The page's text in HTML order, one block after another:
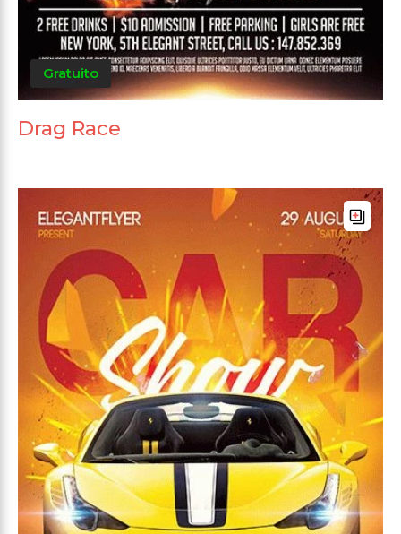
Gratuito
Drag Race